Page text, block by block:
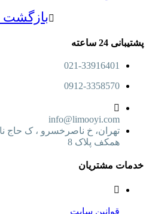
بازگشت
پشتیبانی 24 ساعته
021-33916401
0912-3358570
info@limooyi.com
تهران، خ ناصرخسرو ، ک حاج
همکف پلاک 8
خدمات مشتریان
قوانین سایت